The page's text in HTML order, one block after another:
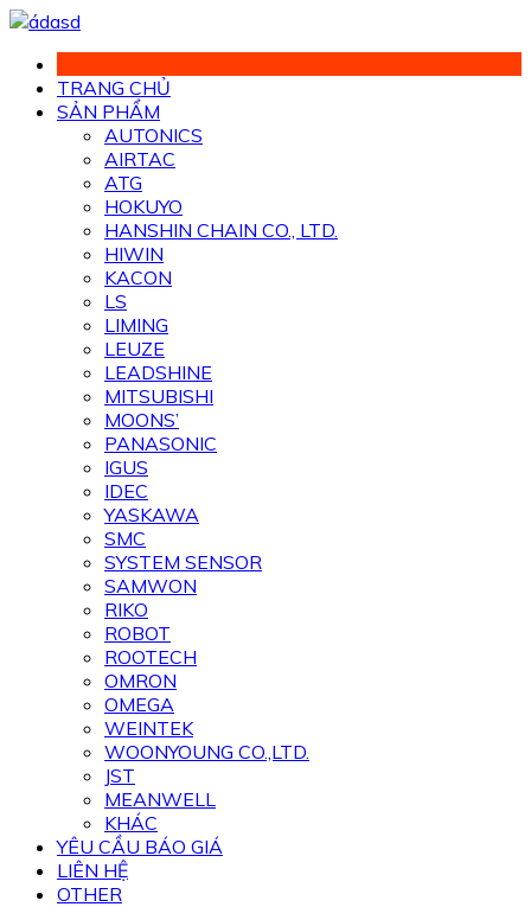
Chuyển
phần
dung
TRANG CHỦ
SẢN PHẨM
AUTONICS
AIRTAC
ATG
HOKUYO
HANSHIN CHAIN CO., LTD.
HIWIN
KACON
LS
LIMING
LEUZE
LEADSHINE
MITSUBISHI
MOONS’
PANASONIC
IGUS
IDEC
YASKAWA
SMC
SYSTEM SENSOR
SAMWON
RIKO
ROBOT
ROOTECH
OMRON
OMEGA
WEINTEK
WOONYOUNG CO.,LTD.
JST
MEANWELL
KHÁC
YÊU CẦU BÁO GIÁ
LIÊN HỆ
OTHER